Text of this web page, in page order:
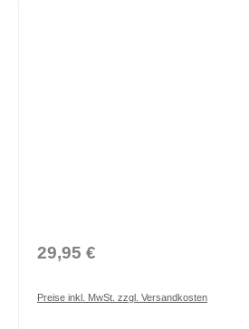
29,95 €
Preise inkl. MwSt. zzgl. Versandkosten